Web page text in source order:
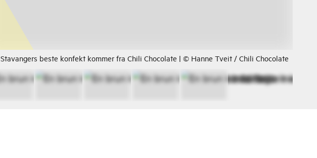
Stavangers beste konfekt kommer fra Chili Chocolate | © Hanne Tveit / Chili Chocolate